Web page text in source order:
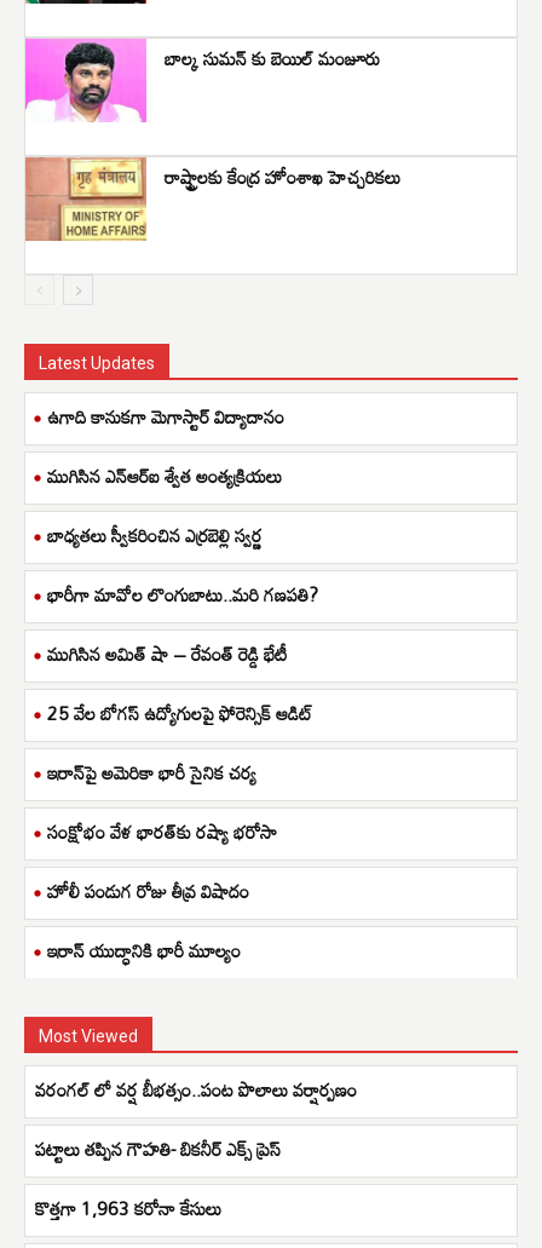
బాల్క సుమన్ కు బెయిల్ మంజూరు
రాష్ట్రాలకు కేంద్ర హోంశాఖ హెచ్చరికలు
Latest Updates
ఉగాది కానుకగా మెగాస్టార్ విద్యాదానం
ముగిసిన ఎన్ఆర్ఐ శ్వేత అంత్యక్రియలు
బాధ్యతలు స్వీకరించిన ఎర్రబెల్లి స్వర్ణ
భారీగా మావోల లొంగుబాటు..మరి గణపతి?
ముగిసిన అమిత్ షా – రేవంత్ రెడ్డి భేటీ
25 వేల బోగస్ ఉద్యోగులపై ఫోరెన్సిక్ ఆడిట్
ఇరాన్‌పై అమెరికా భారీ సైనిక చర్య
సంక్షోభం వేళ భారత్‌కు రష్యా భరోసా
హోలీ పండుగ రోజు తీవ్ర విషాదం
ఇరాన్ యుద్ధానికి భారీ మూల్యం
Most Viewed
వరంగల్ లో వర్ష బీభత్సం..పంట పొలాలు వర్షార్పణం
పట్టాలు తప్పిన గౌహతి- బికనీర్ ఎక్స్ ప్రెస్
కొత్తగా 1,963 కరోనా కేసులు